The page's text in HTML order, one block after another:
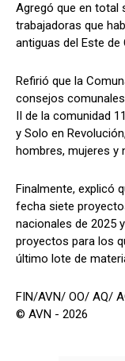
Agregó que en total
trabajadoras que
antiguas del Este de
Refirió que la
consejos
II de la comunidad
y Solo en
hombres, mujeres y
Finalmente, explicó
fecha siete
nacionales de 2025
proyectos para los
último lote de
FIN/AVN/ OO/ AQ/
© AVN - 2026